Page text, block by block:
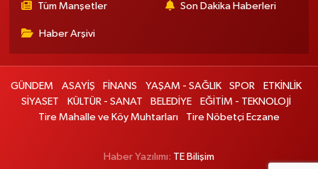
Tüm Manşetler Son Dakika Haberleri
Haber Arşivi
GÜNDEM ASAYİŞ FİNANS YAŞAM - SAĞLIK SPOR
ETKİNLİK
SİYASET
KÜLTÜR - SANAT BELEDİYE
EĞİTİM - TEKNOLOJİ
Tire Mahalle ve Köy Muhtarları
Tire Nöbetçi Eczane
Haber Yazılımı: TE Bilişim